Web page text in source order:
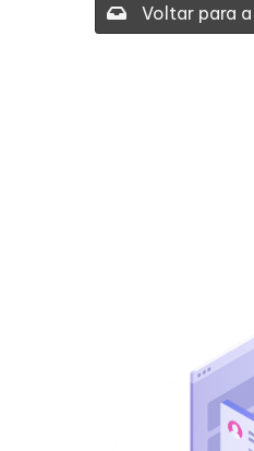
Voltar para